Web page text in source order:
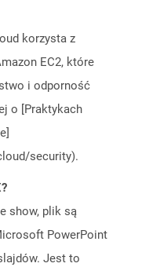
korzysta z
EC2, które
i odporność
o [Praktykach
security).
show, plik są
PowerPoint
Jest to